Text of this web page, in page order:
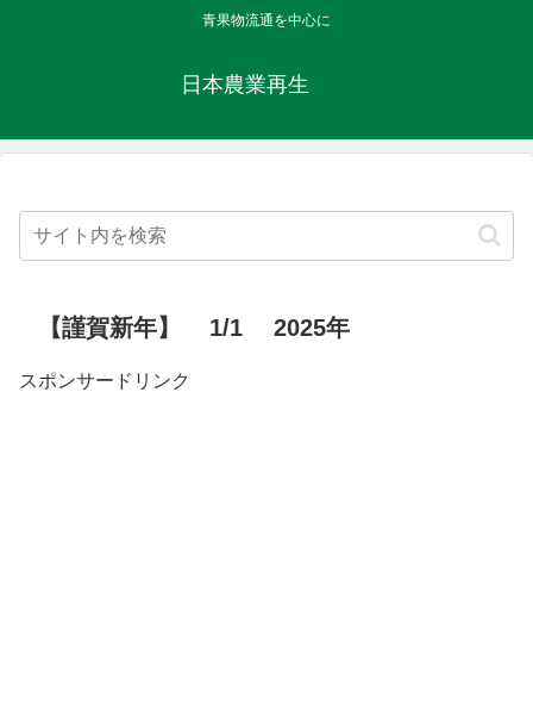
青果物流通を中心に
日本農業再生
【謹賀新年】 1/1 2025年
スポンサードリンク